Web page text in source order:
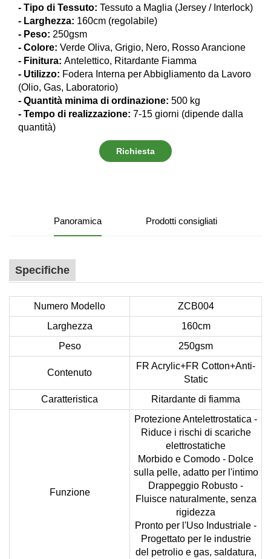
- Tipo di Tessuto: Tessuto a Maglia (Jersey / Interlock)
- Larghezza: 160cm (regolabile)
- Peso: 250gsm
- Colore: Verde Oliva, Grigio, Nero, Rosso Arancione
- Finitura: Antelettico, Ritardante Fiamma
- Utilizzo: Fodera Interna per Abbigliamento da Lavoro
(Olio, Gas, Laboratorio)
- Quantità minima di ordinazione: 500 kg
- Tempo di realizzazione: 7-15 giorni (dipende dalla
quantità)
Richiesta
Panoramica Prodotti consigliati
Specifiche
Numero Modello
ZCB004
Larghezza
160cm
Peso
250gsm
Contenuto
FR Acrylic+FR Cotton+Anti-
Static
Caratteristica
Ritardante di fiamma
Funzione
Protezione Antelettrostatica -
Riduce i rischi di scariche
elettrostatiche
Morbido e Comodo - Dolce
sulla pelle, adatto per l'intimo
Drappeggio Robusto -
Fluisce naturalmente, senza
rigidezza
Pronto per l'Uso Industriale -
Progettato per le industrie
del petrolio e gas, saldatura,